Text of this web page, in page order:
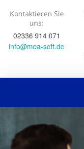
Kontaktieren Sie
uns:
02336 914 071
info@moa-soft.de